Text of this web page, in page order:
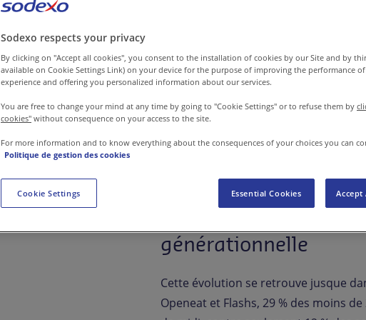
Le phénomène n’a rien
Lightspeed publiée en 2025, 40 %
OpenTable, plateforme mondiale de
60 % de ses utilisateurs ont réservé
de 29 % en deux ans. Chez les
repas solitaire n’est plus perçu
expérience recherchée. Sur TikTok,
en solo cumulent les millions de vues.
La pause déjeuner,
générationnelle
Cette évolution se retrouve jusque
Openeat et Flashs, 29 % des moins
Sodexo respects your privacy
By clicking on "Accept all cookies", you consent to the installation of cookies by our Site and by
available on Cookie Settings Link) on your device for the purpose of improving the performance
experience and offering you personalized information about our services.
You are free to change your mind at any time by going to "Cookie Settings" or to refuse them by
cookies" without consequence on your access to the site.
For more information and to know everything about the consequences of your choices you can
Politique de gestion des cookies
Cookie Settings Essential Cookies Accept